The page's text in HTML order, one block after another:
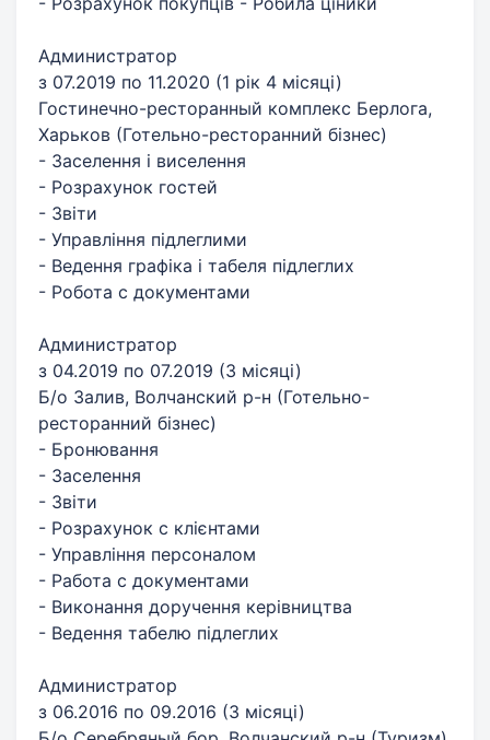
Администратор
з 07.2019 по 11.2020 (1 рік 4 місяці)
Гостинечно-ресторанный комплекс Берлога,
Харьков (Готельно-ресторанний бізнес)
- Заселення і виселення
- Розрахунок гостей
- Звіти
- Управління підлеглими
- Ведення графіка і табеля підлеглих
- Робота с документами
Администратор
з 04.2019 по 07.2019 (3 місяці)
Б/о Залив, Волчанский р-н (Готельно-
ресторанний бізнес)
- Бронювання
- Заселення
- Звіти
- Розрахунок с клієнтами
- Управління персоналом
- Работа с документами
- Виконання доручення керівництва
- Ведення табелю підлеглих
Администратор
з 06.2016 по 09.2016 (3 місяці)